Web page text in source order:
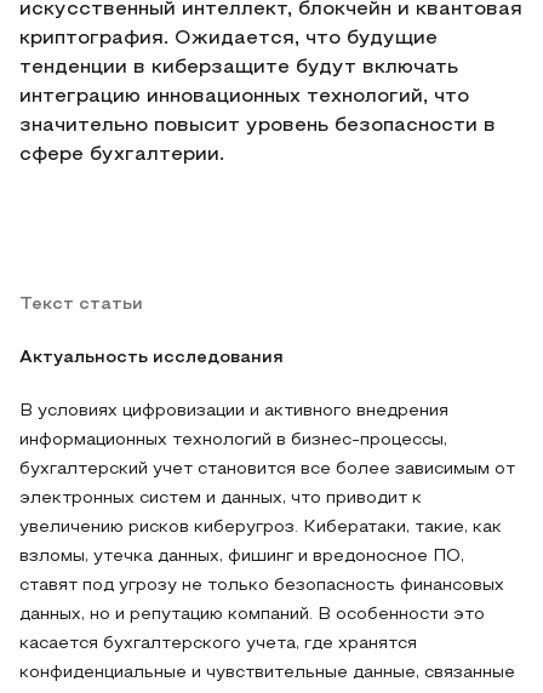
искусственный интеллект, блокчейн и квантовая
криптография. Ожидается, что будущие
тенденции в киберзащите будут включать
интеграцию инновационных технологий, что
значительно повысит уровень безопасности в
сфере бухгалтерии.
Текст статьи
Актуальность исследования
В условиях цифровизации и активного внедрения
информационных технологий в бизнес-процессы,
бухгалтерский учет становится все более зависимым от
электронных систем и данных, что приводит к
увеличению рисков киберугроз. Кибератаки, такие, как
взломы, утечка данных, фишинг и вредоносное ПО,
ставят под угрозу не только безопасность финансовых
данных, но и репутацию компаний. В особенности это
касается бухгалтерского учета, где хранятся
конфиденциальные и чувствительные данные, связанные